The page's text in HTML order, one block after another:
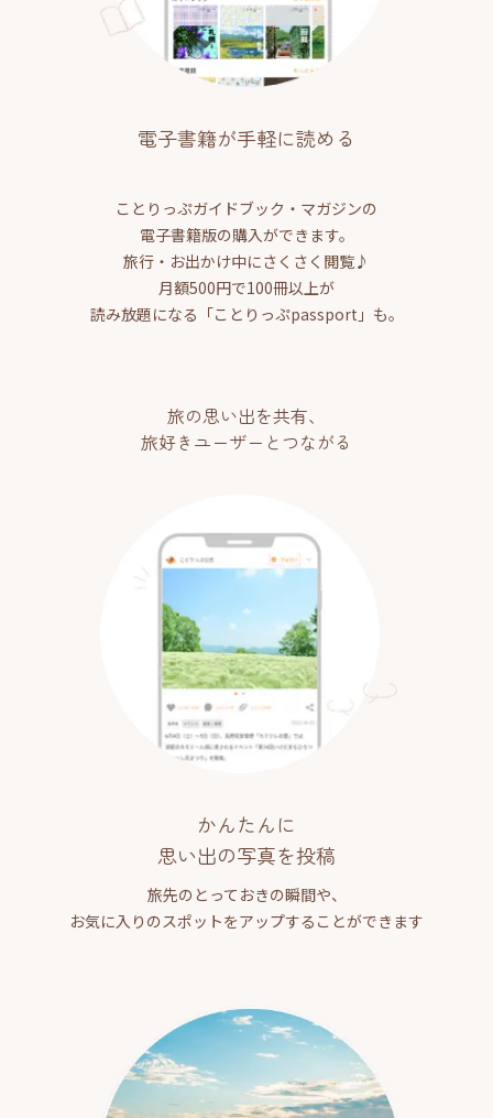
電子書籍が手軽に読める
ことりっぷガイドブック・マガジンの
電子書籍版の購入ができます。
旅行・お出かけ中にさくさく閲覧♪
月額500円で100冊以上が
読み放題になる「ことりっぷpassport」も。
旅の思い出を共有、
旅好きユーザーとつながる
かんたんに
思い出の写真を投稿
旅先のとっておきの瞬間や、
お気に入りのスポットをアップすることができます